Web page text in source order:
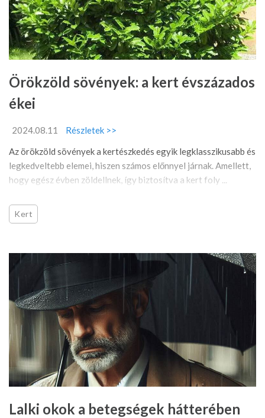
Örökzöld sövények: a kert évszázados
ékei
2024.08.11
Részletek >>
Az örökzöld sövények a kertészkedés egyik legklasszikusabb és
legkedveltebb elemei, hiszen számos előnnyel járnak. Amellett,
hogy egész évben zöldellnek, így biztosítva a kert foly ...
Kert
Lalki okok a betegségek hátterében